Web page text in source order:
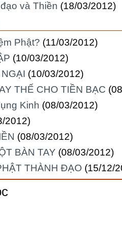
và Thiền (18/03/2012)
Phật? (11/03/2012)
(10/03/2012)
(10/03/2012)
THẾ CHO TIỀN BẠC
Kinh (08/03/2012)
2012)
(08/03/2012)
BÀN TAY (08/03/2012)
THÀNH ĐẠO (15/12/